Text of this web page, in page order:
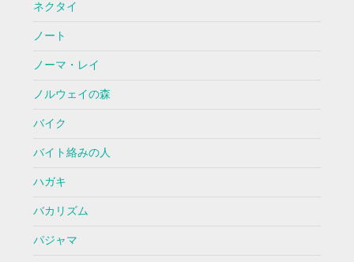
ネクタイ
ノート
ノーマ・レイ
ノルウェイの森
バイク
バイト絡みの人
ハガキ
バカリズム
パジャマ